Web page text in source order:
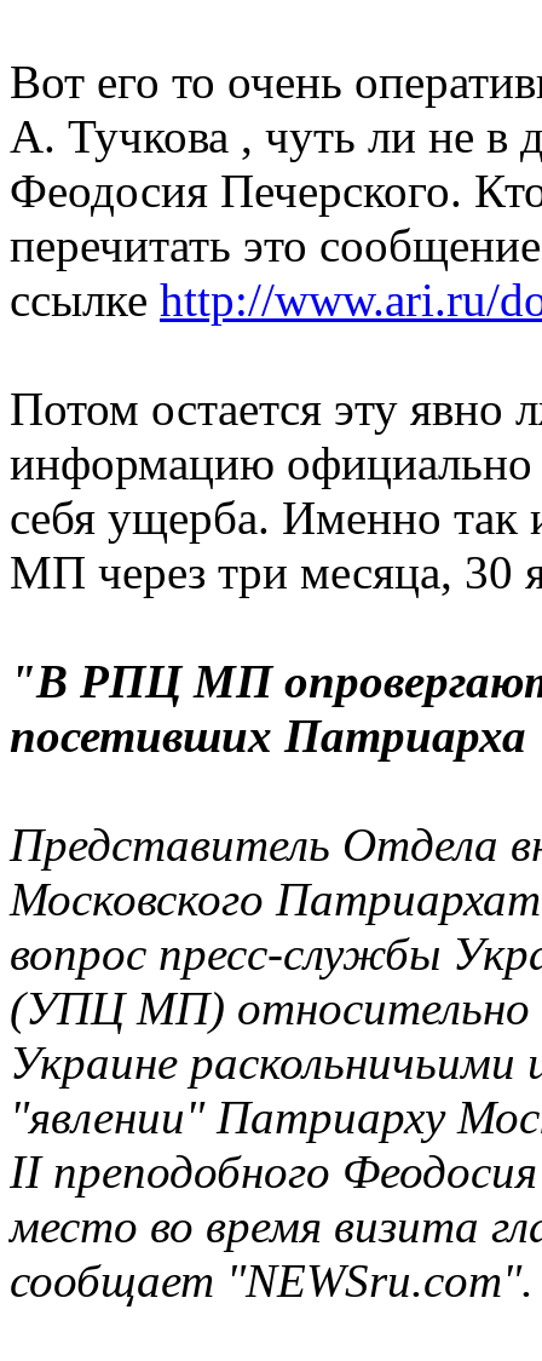
Вот его то очень
А. Тучкова , чуть ли не в
Феодосия Печерского.
перечитать это
ссылке http://www.ari.ru/
Потом остается эту
информацию официально
себя ущерба. Именно
МП через три месяца, 30
"В РПЦ МП
посетивших Патриарха
Представитель Отдела
Московского
вопрос пресс-службы
(УПЦ МП) относительно
Украине
"явлении" Патриарху
II преподобного
место во время визита
сообщает "NEWSru.com".